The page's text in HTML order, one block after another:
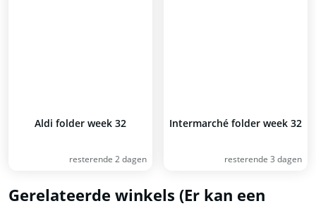
Aldi folder week 32
resterende 2 dagen
Intermarché folder week 32
resterende 3 dagen
Gerelateerde winkels (Er kan een